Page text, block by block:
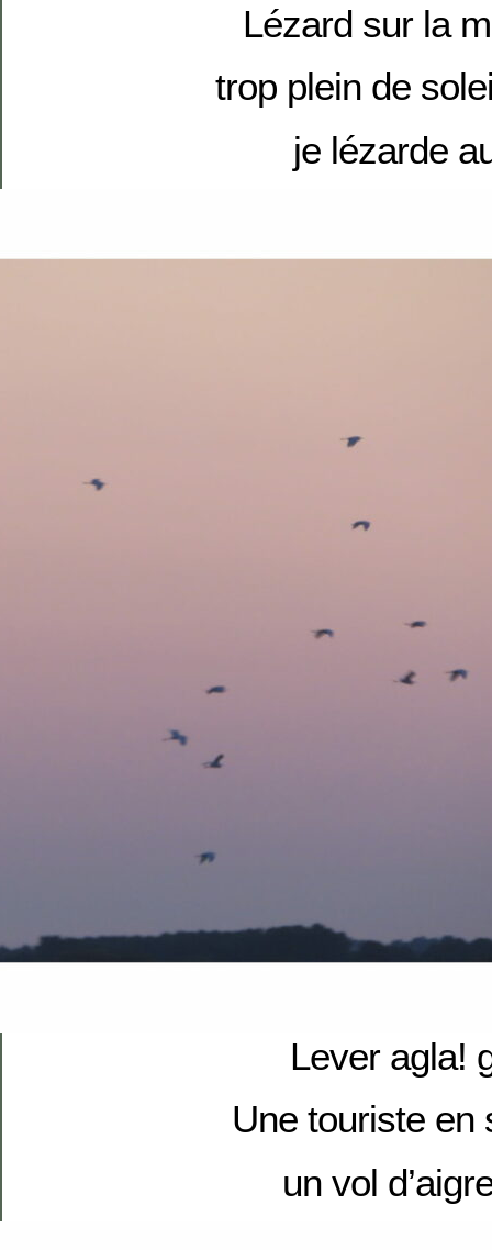
Lézard sur la
trop plein de
je lézarde
Lever agla!
Une touriste en
un vol